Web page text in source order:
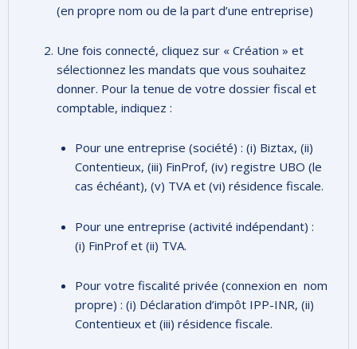
(en propre nom ou de la part d’une entreprise)
Une fois connecté, cliquez sur « Création » et
sélectionnez les mandats que vous souhaitez
donner. Pour la tenue de votre dossier fiscal et
comptable, indiquez :
Pour une entreprise (société) : (i) Biztax, (ii)
Contentieux, (iii) FinProf, (iv) registre UBO (le
cas échéant), (v) TVA et (vi) résidence fiscale.
Pour une entreprise (activité indépendant) :
(i) FinProf et (ii) TVA.
Pour votre fiscalité privée (connexion en nom
propre) : (i) Déclaration d’impôt IPP-INR, (ii)
Contentieux et (iii) résidence fiscale.